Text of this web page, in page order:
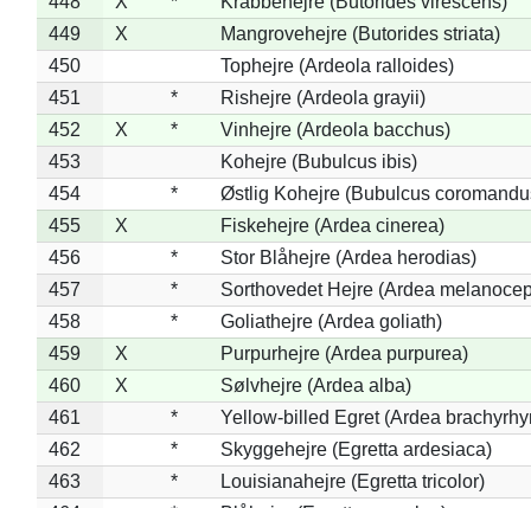
449
X
Mangrovehejre (Butorides striata)
450
Tophejre (Ardeola ralloides)
451
*
Rishejre (Ardeola grayii)
452
X *
Vinhejre (Ardeola bacchus)
453
Kohejre (Bubulcus ibis)
454
*
Østlig Kohejre (Bubulcus
455
X
Fiskehejre (Ardea cinerea)
456
*
Stor Blåhejre (Ardea herodias)
457
*
Sorthovedet Hejre (Ardea
458
*
Goliathejre (Ardea goliath)
459
X
Purpurhejre (Ardea purpurea)
460
X
Sølvhejre (Ardea alba)
461
*
Yellow-billed Egret (Ardea
462
*
Skyggehejre (Egretta ardesiaca)
463
*
Louisianahejre (Egretta tricolor)